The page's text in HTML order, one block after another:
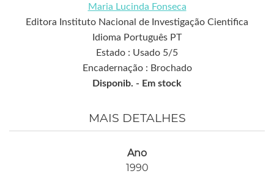
Maria Lucinda Fonseca
Editora Instituto Nacional de Investigação Cientifica
Idioma Português PT
Estado : Usado 5/5
Encadernação : Brochado
Disponib. - Em stock
MAIS DETALHES
Ano
1990